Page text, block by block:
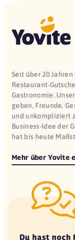
Seit über 20
Restaurant-
Gastronomie.
geben, Freunde,
und unkompliziert
Business-Idee der
hat bis heute
Mehr über Yovite
Du hast noch